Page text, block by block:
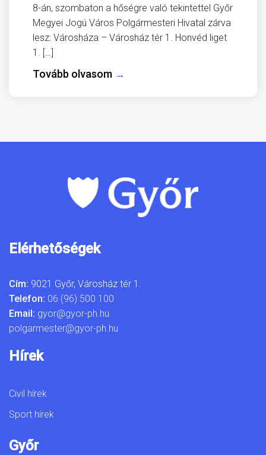
8-án, szombaton a hőségre való tekintettel Győr
Megyei Jogú Város Polgármesteri Hivatal zárva
lesz: Városháza – Városház tér 1. Honvéd liget
1. […]
Tovább olvasom →
Elérhetőségek
Cím: 9021 Győr, Városház tér 1.
Telefon: 06 (96) 500 100
Email: gyor@gyor-ph.hu
polgarmester@gyor-ph.hu
Hírek
Civil hírek
Sport hírek
Győr